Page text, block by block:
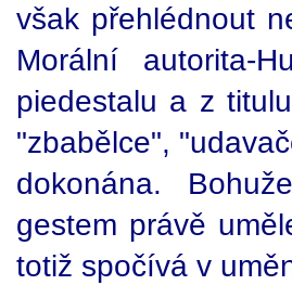
však přehlédnout
Morální autorita-
piedestalu a z
"zbabělce",
dokonána.
gestem právě
totiž spočívá v